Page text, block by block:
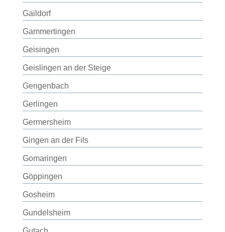
Gaildorf
Gammertingen
Geisingen
Geislingen an der Steige
Gengenbach
Gerlingen
Germersheim
Gingen an der Fils
Gomaringen
Göppingen
Gosheim
Gundelsheim